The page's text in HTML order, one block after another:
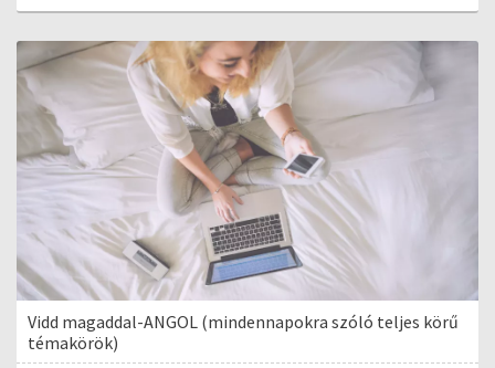
Vidd magaddal-ANGOL (mindennapokra szóló teljes körű
témakörök)